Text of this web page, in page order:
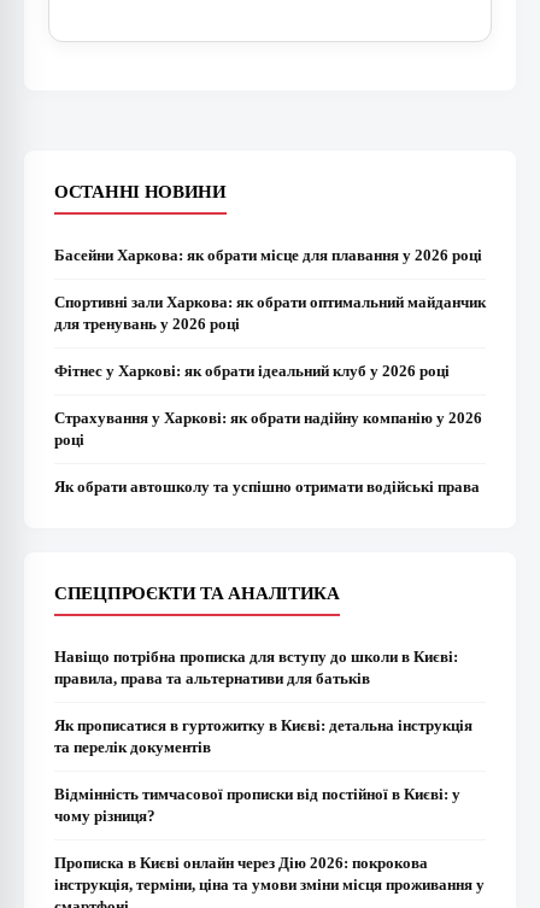
ОСТАННІ НОВИНИ
Басейни Харкова: як обрати місце для плавання у 2026 році
Спортивні зали Харкова: як обрати оптимальний майданчик
для тренувань у 2026 році
Фітнес у Харкові: як обрати ідеальний клуб у 2026 році
Страхування у Харкові: як обрати надійну компанію у 2026
році
Як обрати автошколу та успішно отримати водійські права
СПЕЦПРОЄКТИ ТА АНАЛІТИКА
Навіщо потрібна прописка для вступу до школи в Києві:
правила, права та альтернативи для батьків
Як прописатися в гуртожитку в Києві: детальна інструкція
та перелік документів
Відмінність тимчасової прописки від постійної в Києві: у
чому різниця?
Прописка в Києві онлайн через Дію 2026: покрокова
інструкція, терміни, ціна та умови зміни місця проживання у